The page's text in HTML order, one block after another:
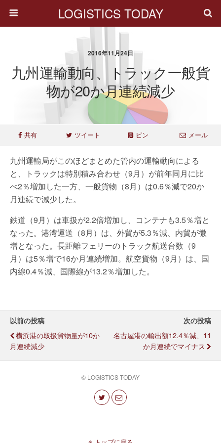
LOGISTICS TODAY
2016年11月24日
九州運輸動向、トラック一般貨
物が20か月連続減少
共有 ツイート ピン メール
九州運輸局がこのほどまとめた管内の運輸動向による
と、トラックは特別積み合わせ（9月）が前年同月に比
べ2％増加した一方、一般貨物（8月）は0.6％減で20か
月連続で減少した。
鉄道（9月）は車扱が2.2倍増加し、コンテナも3.5％増と
なった。港湾運送（8月）は、外貿が5.3％減、内貿が微
増となった。長距離フェリーのトラック航送台数（9
月）は5％増で16か月連続増加。航空貨物（9月）は、国
内線0.4％減、国際線が13.2％増加した。
以前の投稿
横浜港の取扱貨物量が10か
月連続減少
次の投稿
名古屋港の輸出額12.4％減、11
か月連続でマイナス
© LOGISTICS TODAY